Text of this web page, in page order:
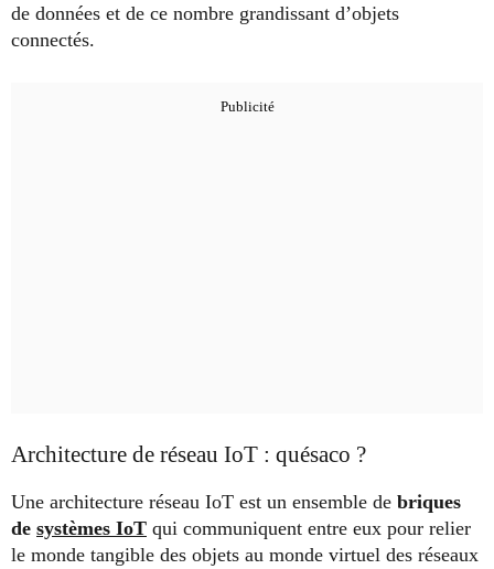
de données et de ce nombre grandissant d’objets
connectés.
Architecture de réseau IoT : quésaco ?
Une architecture réseau IoT est un ensemble de briques
de systèmes IoT qui communiquent entre eux pour relier
le monde tangible des objets au monde virtuel des réseaux